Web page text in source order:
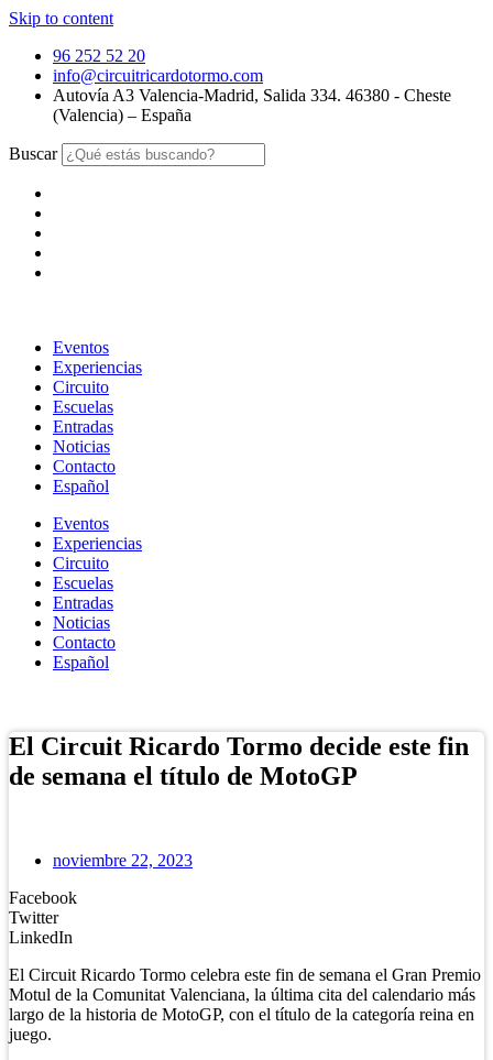
Skip to content
96 252 52 20
info@circuitricardotormo.com
Autovía A3 Valencia-Madrid, Salida 334. 46380 - Cheste
(Valencia) – España
Buscar
Eventos
Experiencias
Circuito
Escuelas
Entradas
Noticias
Contacto
Español
Eventos
Experiencias
Circuito
Escuelas
Entradas
Noticias
Contacto
Español
El Circuit Ricardo Tormo decide este fin
de semana el título de MotoGP
noviembre 22, 2023
Facebook
Twitter
LinkedIn
El Circuit Ricardo Tormo celebra este fin de semana el Gran Premio
Motul de la Comunitat Valenciana, la última cita del calendario más
largo de la historia de MotoGP, con el título de la categoría reina en
juego.